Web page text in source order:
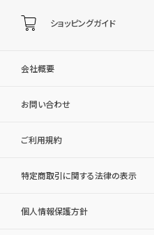
会社概要
お問い合わせ
ご利用規約
特定商取引に関する法律の表示
個人情報保護方針
ショッピングガイド